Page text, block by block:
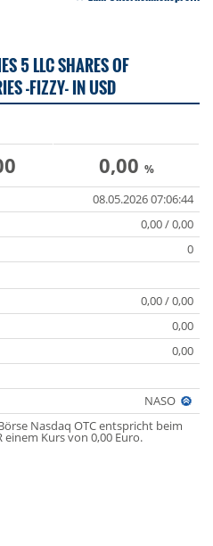
5 LLC SHARES OF
-FIZZY- IN USD
0,00 %
08.05.2026 07:06:44
0,00 / 0,00
0
0,00 / 0,00
0,00
0,00
NASO
Nasdaq OTC entspricht beim
einem Kurs von 0,00 Euro.